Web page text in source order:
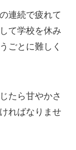
連続で疲れて
て学校を休み
ごとに難しく
たら甘やかさ
ればなりませ